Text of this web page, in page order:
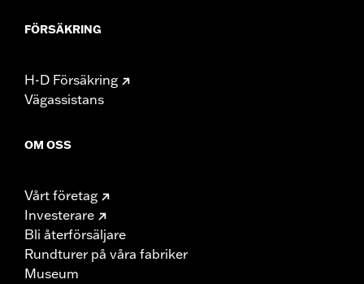
FÖRSÄKRING
H-D Försäkring
Vägassistans
OM OSS
Vårt företag
Investerare
Bli återförsäljare
Rundturer på våra fabriker
Museum